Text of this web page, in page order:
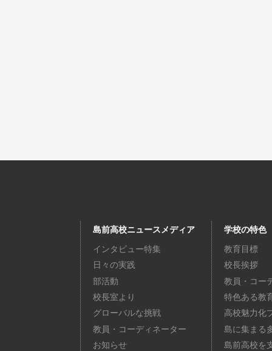
島前高校ニュースメディア
インタビュー特集
日々の実践
部活動
校長室より
グローバルな挑戦
教員・コーディネーター
お知らせ
学校の特色
教育目標
校長挨拶
教員・コー
特色ある教
高校魅力化
島に集まる
島前高校を